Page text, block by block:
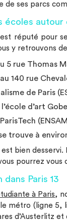
ses parcs
autour
réputé pour
y retrouvons
5 rue Thomas
140 rue
de Paris
d’art
trouve à
est bien
pourrez vous
Paris 13
à Paris,
métro (ligne 5,
d’Austerlitz et